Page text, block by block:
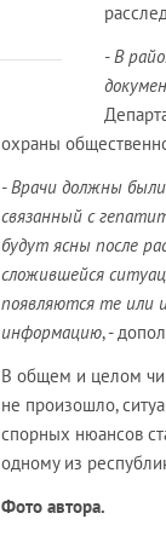
- В
охраны
- Врачи должны
связанный с
будут ясны после
сложившейся
появляются те или
информацию, -
В общем и целом
не произошло,
спорных нюансов
одному из
Фото автора.